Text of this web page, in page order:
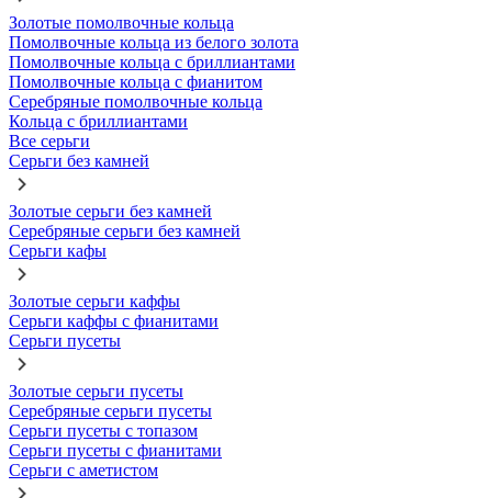
Золотые помолвочные кольца
Помолвочные кольца из белого золота
Помолвочные кольца с бриллиантами
Помолвочные кольца с фианитом
Серебряные помолвочные кольца
Кольца с бриллиантами
Все серьги
Серьги без камней
Золотые серьги без камней
Серебряные серьги без камней
Серьги кафы
Золотые серьги каффы
Серьги каффы с фианитами
Серьги пусеты
Золотые серьги пусеты
Серебряные серьги пусеты
Серьги пусеты с топазом
Серьги пусеты с фианитами
Серьги с аметистом